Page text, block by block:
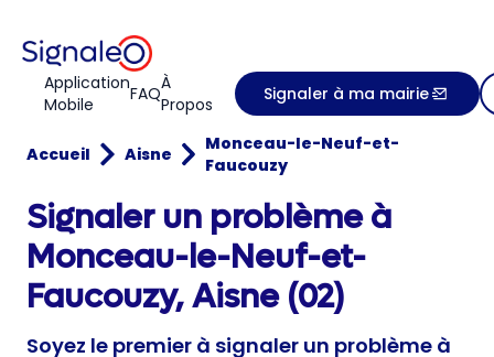
Application
Mobile
FAQÀ
Propos
Signaler à ma mairie
Accueil Aisne
Monceau-le-Neuf-et-
Faucouzy
Signaler un problème à
Monceau-le-Neuf-et-
Faucouzy, Aisne (02)
Soyez le premier à signaler un problème à